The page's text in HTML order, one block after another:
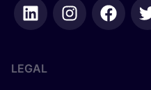
LEGAL